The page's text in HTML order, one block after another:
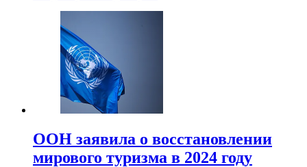
ООН заявила о восстановлении
мирового туризма в 2024 году